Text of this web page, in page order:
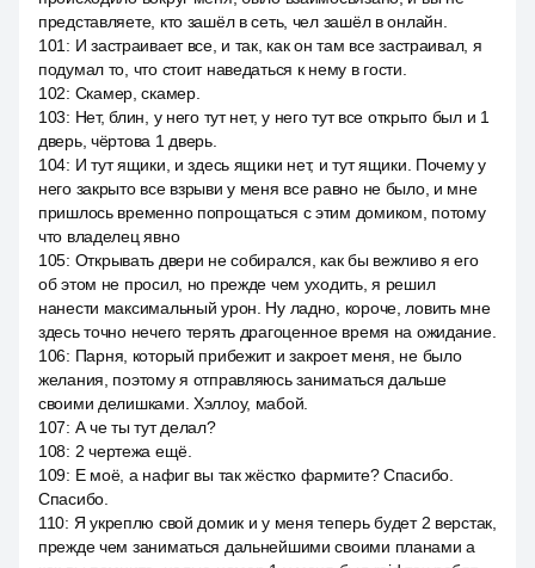
представляете, кто зашёл в сеть, чел зашёл в онлайн.
101 : И застраивает все, и так, как он там все застраивал, я
подумал то, что стоит наведаться к нему в гости.
102: Скамер, скамер.
103: Нет, блин, у него тут нет, у него тут все открыто был и 1
дверь, чёртова 1 дверь.
104: И тут ящики, и здесь ящики нет, и тут ящики. Почему у
него закрыто все взрыви у меня все равно не было, и мне
пришлось временно попрощаться с этим домиком, потому
что владелец явно
105: Открывать двери не собирался, как бы вежливо я его
об этом не просил, но прежде чем уходить, я решил
нанести максимальный урон. Ну ладно, короче, ловить мне
здесь точно нечего терять драгоценное время на ожидание.
106: Парня, который прибежит и закроет меня, не было
желания, поэтому я отправляюсь заниматься дальше
своими делишками. Хэллоу, мабой.
107: А че ты тут делал?
108: 2 чертежа ещё.
109: Е моё, а нафиг вы так жёстко фармите? Спасибо.
Спасибо.
110: Я укреплю свой домик и у меня теперь будет 2 верстак,
прежде чем заниматься дальнейшими своими планами а